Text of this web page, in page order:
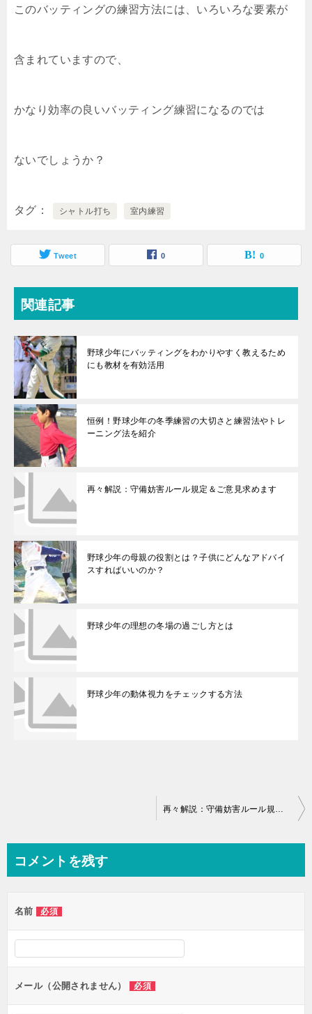
このバッティングの練習方法には、いろいろな要素が
含まれていますので、
かなり効率の良いバッティング練習になるのでは
ないでしょうか？
タグ シャトル打ち 室内練習
Tweet 0 0
関連記事
野球少年にバッティングをわかりやすく教えるため
にも教材を有効活用
恒例！野球少年の冬季練習の大切さと練習法やトレ
ーニング法を紹介
再々解説：守備妨害ルール規定＆ご意見求めます
野球少年の母親の役割とは？子供にどんなアドバイ
スすればいいのか？
野球少年の理想の冬場の過ごし方とは
野球少年の動体視力をチェックする方法
ビ
ー
シ
ン
再々解説：守備妨害ルール規定＆ご意見求めます
コメントを残す
名前 必須
メール（公開されません） 必須